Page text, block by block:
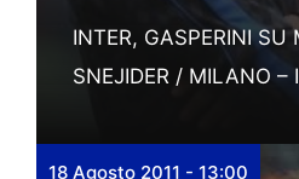
INTER, GASPERINI SU
SNEJIDER / MILANO –
18 Agosto 2011 - 13:00